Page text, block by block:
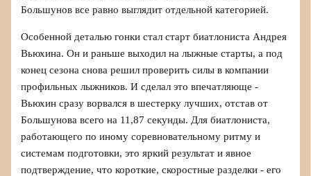
Большунов все равно выглядит отдельной категорией.
Особенной деталью гонки стал старт биатлониста Андрея
Вьюхина. Он и раньше выходил на лыжные старты, а под
конец сезона снова решил проверить силы в компании
профильных лыжников. И сделал это впечатляюще -
Вьюхин сразу ворвался в шестерку лучших, отстав от
Большунова всего на 11,87 секунды. Для биатлониста,
работающего по иному соревновательному ритму и
системам подготовки, это яркий результат и явное
подтверждение, что короткие, скоростные разделки - его